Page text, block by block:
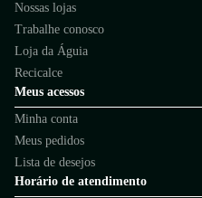
Nossas lojas
Trabalhe conosco
Loja da Águia
Recicalce
Meus acessos
Minha conta
Meus pedidos
Lista de desejos
Horário de atendimento